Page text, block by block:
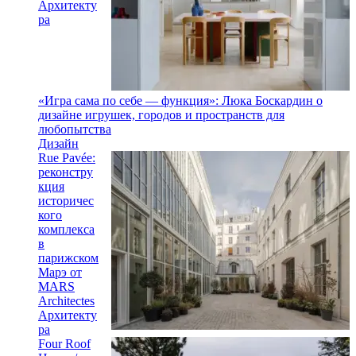
Архитекту
ра
«Игра сама по себе — функция»: Люка Боскардин о
дизайне игрушек, городов и пространств для
любопытства
Дизайн
Rue Pavée:
реконстру
кция
историчес
кого
комплекса
в
парижском
Марэ от
MARS
Architectes
Архитекту
ра
Four Roof